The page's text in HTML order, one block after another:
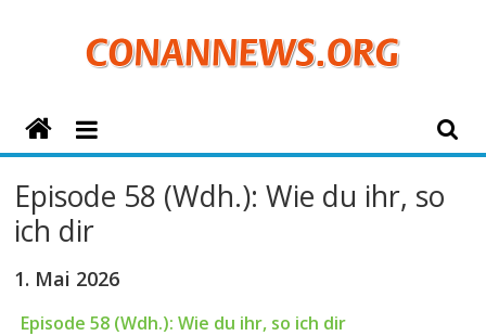
ConanNews.org
Conan
News
Episode 58 (Wdh.): Wie du ihr, so
ich dir
1. Mai 2026
Episode 58 (Wdh.): Wie du ihr, so ich dir